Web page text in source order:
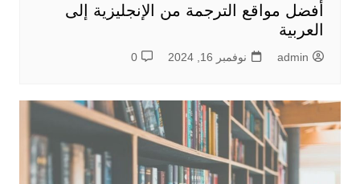
أفضل مواقع الترجمة من الإنجليزية إلى
العربية
admin نوفمبر 16, 2024 0